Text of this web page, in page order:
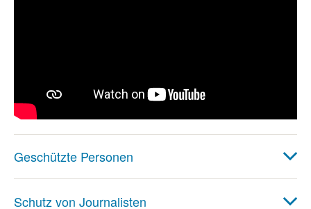
Geschützte Personen
Schutz von Journalisten